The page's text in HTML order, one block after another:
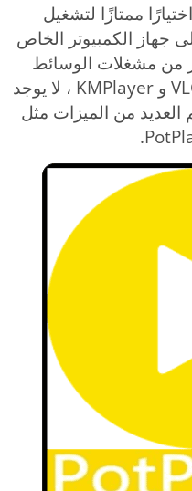
يعد برنامج بوت بلاير Pot اختيارًا ممتازًا لتشغيل
جهاز الكمبيوتر الخاص
من مشغلات الوسائط
التابعة لجهات خارجية ، مثل VLC و KMPlayer ، لا يوجد
من الميزات مثل